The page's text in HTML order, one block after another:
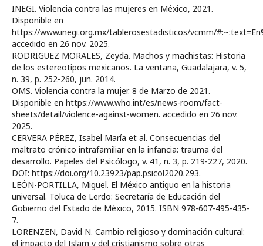
INEGI. Violencia contra las mujeres en México, 2021.
Disponible en
https://www.inegi.org.mx/tablerosestadisticos/vcmm/
accedido en 26 nov. 2025.
RODRIGUEZ MORALES, Zeyda. Machos y machistas: Historia
de los estereotipos mexicanos. La ventana, Guadalajara, v. 5,
n. 39, p. 252-260, jun. 2014.
OMS. Violencia contra la mujer. 8 de Marzo de 2021.
Disponible en https://www.who.int/es/news-room/fact-
sheets/detail/violence-against-women. accedido en 26 nov.
2025.
CERVERA PÉREZ, Isabel María et al. Consecuencias del
maltrato crónico intrafamiliar en la infancia: trauma del
desarrollo. Papeles del Psicólogo, v. 41, n. 3, p. 219-227, 2020.
DOI: https://doi.org/10.23923/pap.psicol2020.293.
LEÓN-PORTILLA, Miguel. El México antiguo en la historia
universal. Toluca de Lerdo: Secretaría de Educación del
Gobierno del Estado de México, 2015. ISBN 978-607-495-435-
7.
LORENZEN, David N. Cambio religioso y dominación cultural:
el impacto del Islam y del cristianismo sobre otras